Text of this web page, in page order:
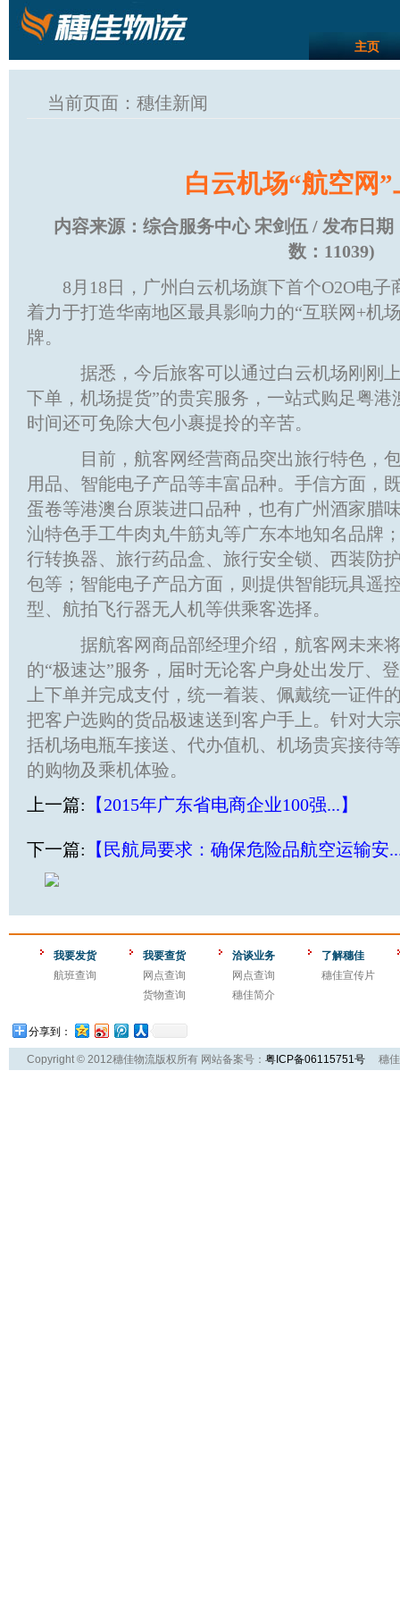
主页
当前页面：穗佳新闻
白云机场“航空网
内容来源： 综合服务中心 宋剑伍 / 发布日期
数： 11039)
8月18日，广州白云机场旗下首个O2O电子
着力于打造华南地区最具影响力的“互联网+机
牌。
据悉，今后旅客可以通过白云机场刚刚上
下单，机场提货”的贵宾服务，一站式购足粤
时间还可免除大包小裹提拎的辛苦。
目前，航客网经营商品突出旅行特色，
用品、智能电子产品等丰富品种。手信方面，
蛋卷等港澳台原装进口品种，也有广州酒家腊
汕特色手工牛肉丸牛筋丸等广东本地知名品牌
行转换器、旅行药品盒、旅行安全锁、西装防
包等；智能电子产品方面，则提供智能玩具遥
型、航拍飞行器无人机等供乘客选择。
据航客网商品部经理介绍，航客网未来
的“极速达”服务，届时无论客户身处出发厅、
上下单并完成支付，统一着装、佩戴统一证件
把客户选购的货品极速送到客户手上。针对大
括机场电瓶车接送、代办值机、机场贵宾接待
的购物及乘机体验。
上一篇: 【2015年广东省电商企业100强...】
下一篇: 【民航局要求：确保危险品航空运输安
我要发货
航班查询
我要查货
网点查询
货物查询
洽谈业务
网点查询
穗佳简介
了解穗佳
穗佳宣传片
分享到：
Copyright © 2012穗佳物流版权所有 网站备案号： 粤ICP备06115751号 穗佳